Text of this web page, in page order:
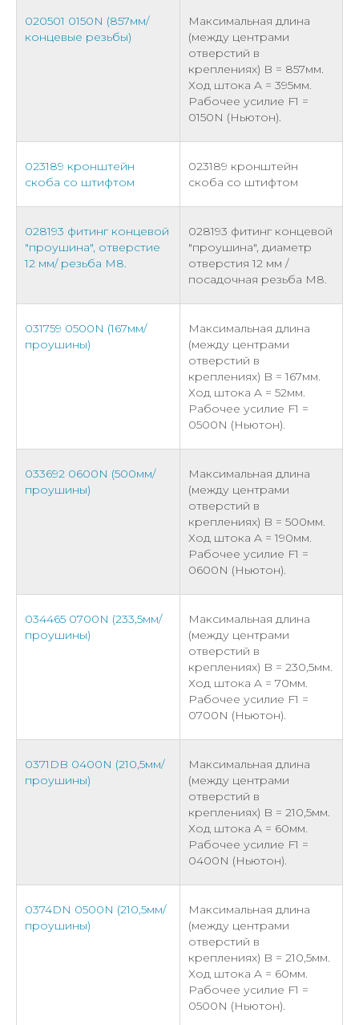
020501 0150N (857мм/
концевые резьбы)
Максимальная длина
(между центрами
отверстий в
креплениях) B = 857мм.
Ход штока A = 395мм.
Рабочее усилие F1 =
0150N (Ньютон).
023189 кронштейн
скоба со штифтом
023189 кронштейн
скоба со штифтом
028193 фитинг концевой
"проушина", отверстие
12 мм/ резьба М8.
028193 фитинг концевой
"проушина", диаметр
отверстия 12 мм /
посадочная резьба М8.
031759 0500N (167мм/
проушины)
Максимальная длина
(между центрами
отверстий в
креплениях) B = 167мм.
Ход штока A = 52мм.
Рабочее усилие F1 =
0500N (Ньютон).
033692 0600N (500мм/
проушины)
Максимальная длина
(между центрами
отверстий в
креплениях) B = 500мм.
Ход штока A = 190мм.
Рабочее усилие F1 =
0600N (Ньютон).
034465 0700N (233,5мм/
проушины)
Максимальная длина
(между центрами
отверстий в
креплениях) B = 230,5мм.
Ход штока A = 70мм.
Рабочее усилие F1 =
0700N (Ньютон).
0371DB 0400N (210,5мм/
проушины)
Максимальная длина
(между центрами
отверстий в
креплениях) B = 210,5мм.
Ход штока A = 60мм.
Рабочее усилие F1 =
0400N (Ньютон).
0374DN 0500N (210,5мм/
проушины)
Максимальная длина
(между центрами
отверстий в
креплениях) B = 210,5мм.
Ход штока A = 60мм.
Рабочее усилие F1 =
0500N (Ньютон).